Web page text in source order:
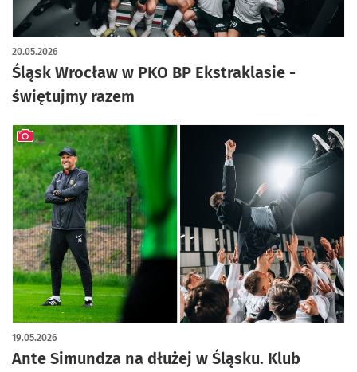
Śląsk Wrocław w PKO BP Ekstraklasie -
świętujmy razem
20.05.2026
Ante Simundza na dłużej w Śląsku. Klub
19.05.2026
artykuł z galerią zdjęć